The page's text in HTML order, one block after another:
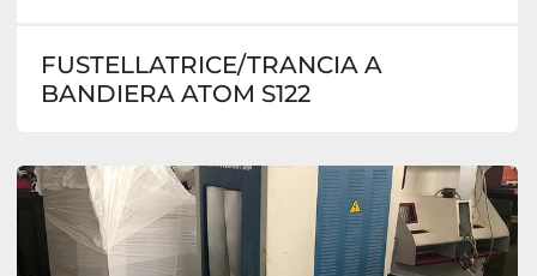
FUSTELLATRICE/TRANCIA A
BANDIERA ATOM S122